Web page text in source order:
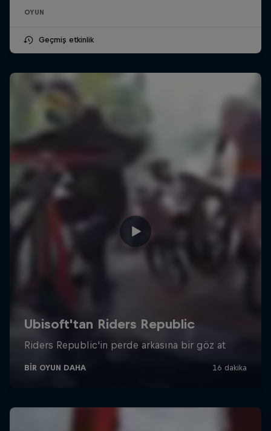
OYUN
Geçmiş etkinlik